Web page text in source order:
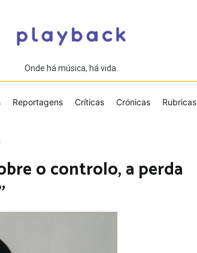
Onde há música, há vida.
Reportagens Críticas Crónicas Rubricas
o controlo, a perda